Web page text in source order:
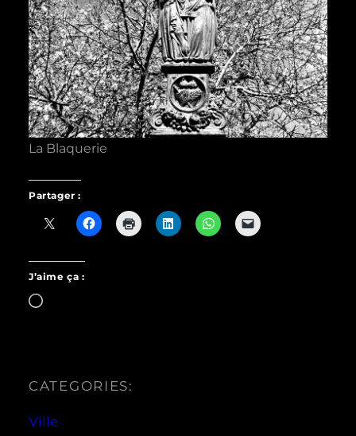
La Blaquerie
Partager :
J’aime ça :
Chargement…
CATEGORIES:
Ville